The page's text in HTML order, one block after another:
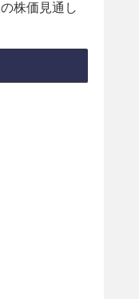
株価見通し